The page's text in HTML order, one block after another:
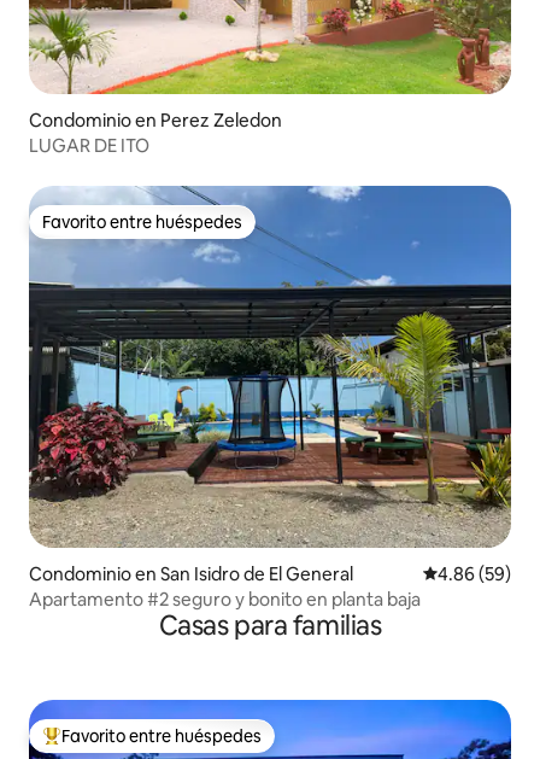
Condominio en Perez Zeledon
LUGAR DE ITO
Favorito entre huéspedes
Favorito entre huéspedes
Condominio en San Isidro de El General Calificación
4.86 (59)
Apartamento #2 seguro y bonito en planta baja
Casas para familias
De los mejores en Favorito entre huéspedes
Favorito entre huéspedes